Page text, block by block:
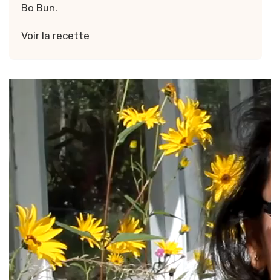
Bo Bun.
Voir la recette
Vidéo — Nems traditionnels